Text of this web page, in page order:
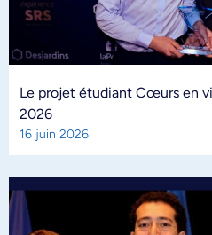
Le projet étudiant Cœurs en
2026
16 juin 2026